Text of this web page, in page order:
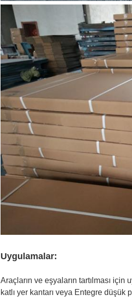
Uygulamalar:
Araçların ve eşyaların tartılması
katlı yer kantarı veya Entegre düşük